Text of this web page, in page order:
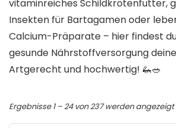
vitaminreiches Schildkrötenfutter,
Insekten für Bartagamen oder
Calcium-Präparate – hier findest
gesunde Nährstoffversorgung
Artgerecht und hochwertig! 🦗🥗
Ergebnisse 1 – 24 von 237 werden angezeigt